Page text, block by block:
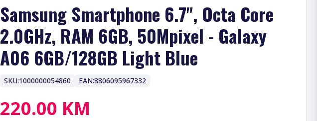
Samsung Smartphone 6.7", Octa Core
2.0GHz, RAM 6GB, 50Mpixel - Galaxy
A06 6GB/128GB Light Blue
SKU:1000000054860 EAN:8806095967332
220.00 KM